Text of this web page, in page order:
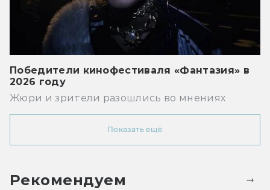
Победители кинофестиваля «Фантазия» в
2026 году
Жюри и зрители разошлись во мнениях
Показать ещё
Рекомендуем